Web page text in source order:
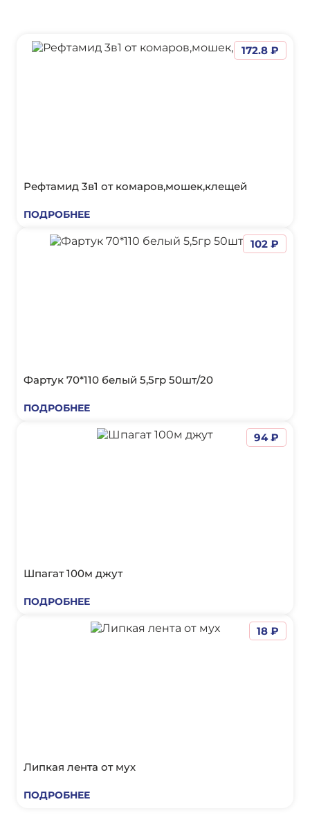
Рефтамид 3в1 от комаров,мошек,клещей
ПОДРОБНЕЕ
172.8 ₽
Фартук 70*110 белый 5,5гр 50шт/20
ПОДРОБНЕЕ
102 ₽
Шпагат 100м джут
ПОДРОБНЕЕ
94 ₽
Липкая лента от мух
ПОДРОБНЕЕ
18 ₽